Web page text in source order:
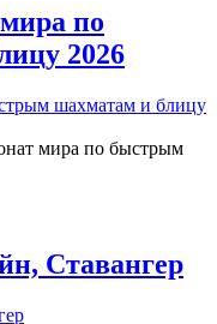
по
2026
мира по быстрым
Ставангер